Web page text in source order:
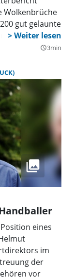
Wolkenbrüche
gut gelaunte
Löwen
Rasen an der
und Blau.
query_builder3min
eines
im
der
vor